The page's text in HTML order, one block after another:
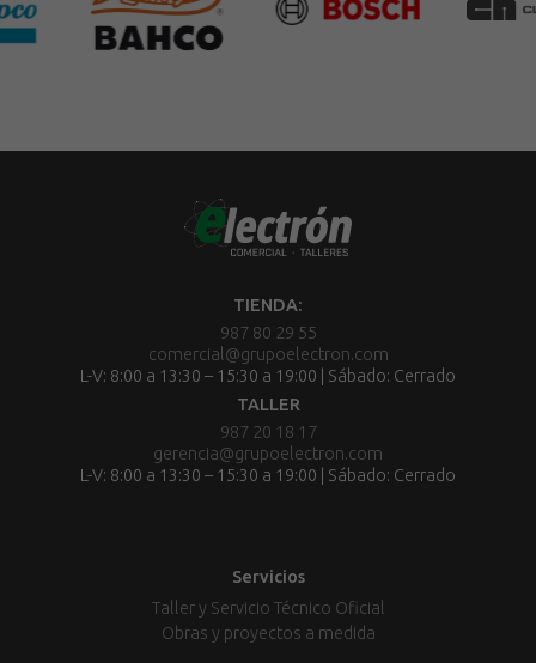
TIENDA:
987 80 29 55
comercial@grupoelectron.com
L-V: 8:00 a 13:30 – 15:30 a 19:00 | Sábado: Cerrado
TALLER
987 20 18 17
gerencia@grupoelectron.com
L-V: 8:00 a 13:30 – 15:30 a 19:00 | Sábado: Cerrado
Servicios
Taller y Servicio Técnico Oficial
Obras y proyectos a medida